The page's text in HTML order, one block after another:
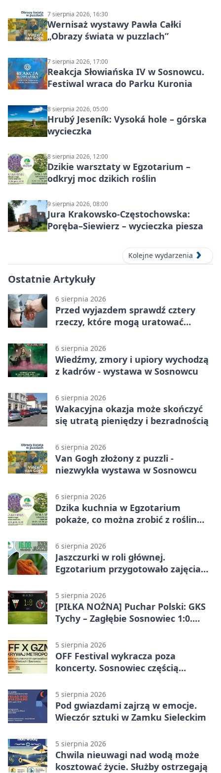
7 sierpnia 2026, 16:30
Wernisaż wystawy Pawła Całki
„Obrazy świata w puzzlach”
7 sierpnia 2026, 17:00
Reakcja Słowiańska IV w Sosnowcu.
Festiwal wraca do Parku Kuronia
8 sierpnia 2026, 05:00
Hrubý Jeseník: Vysoká hole – górska
wycieczka
8 sierpnia 2026, 12:00
Dzikie warsztaty w Egzotarium –
odkryj moc dzikich roślin
9 sierpnia 2026, 08:00
Jura Krakowsko-Częstochowska:
Poręba–Siewierz – wycieczka piesza
Kolejne wydarzenia
Ostatnie Artykuły
6 sierpnia 2026
Przed wyjazdem sprawdź cztery
rzeczy, które mogą uratować
6 sierpnia 2026
Wiedźmy, zmory i upiory wychodzą
z kadrów - wystawa w Sosnowcu
6 sierpnia 2026
Wakacyjna okazja może skończyć
się utratą pieniędzy i bezradnością
6 sierpnia 2026
Van Gogh złożony z puzzli -
niezwykła wystawa w Sosnowcu
6 sierpnia 2026
Dzika kuchnia w Egzotarium
pokaże, co można zrobić z roślin
6 sierpnia 2026
Jaszczurki w roli głównej.
Egzotarium przygotowało zajęcia
5 sierpnia 2026
[PIŁKA NOŻNA] Puchar Polski: GKS
Tychy – Zagłębie Sosnowiec 1:0.
przed przerwą
5 sierpnia 2026
OFF Festival wykracza poza
koncerty. Sosnowiec częścią
5 sierpnia 2026
Pod gwiazdami zajrzą w emocje.
Wieczór sztuki w Zamku Sieleckim
5 sierpnia 2026
Chwila nieuwagi nad wodą może
kosztować życie. Służby ostrzegają